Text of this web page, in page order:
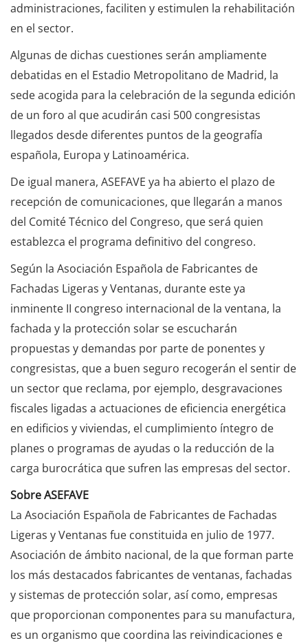
administraciones, faciliten y estimulen la rehabilitación
en el sector.
Algunas de dichas cuestiones serán ampliamente
debatidas en el Estadio Metropolitano de Madrid, la
sede acogida para la celebración de la segunda edición
de un foro al que acudirán casi 500 congresistas
llegados desde diferentes puntos de la geografía
española, Europa y Latinoamérica.
De igual manera, ASEFAVE ya ha abierto el plazo de
recepción de comunicaciones, que llegarán a manos
del Comité Técnico del Congreso, que será quien
establezca el programa definitivo del congreso.
Según la Asociación Española de Fabricantes de
Fachadas Ligeras y Ventanas, durante este ya
inminente II congreso internacional de la ventana, la
fachada y la protección solar se escucharán
propuestas y demandas por parte de ponentes y
congresistas, que a buen seguro recogerán el sentir de
un sector que reclama, por ejemplo, desgravaciones
fiscales ligadas a actuaciones de eficiencia energética
en edificios y viviendas, el cumplimiento íntegro de
planes o programas de ayudas o la reducción de la
carga burocrática que sufren las empresas del sector.
Sobre ASEFAVE
La Asociación Española de Fabricantes de Fachadas
Ligeras y Ventanas fue constituida en julio de 1977.
Asociación de ámbito nacional, de la que forman parte
los más destacados fabricantes de ventanas, fachadas
y sistemas de protección solar, así como, empresas
que proporcionan componentes para su manufactura,
es un organismo que coordina las reivindicaciones e